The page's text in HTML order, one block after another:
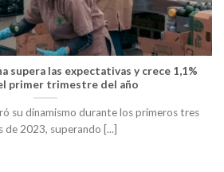
supera las expectativas y crece 1,1%
primer trimestre del año
su dinamismo durante los primeros tres
de 2023, superando [...]